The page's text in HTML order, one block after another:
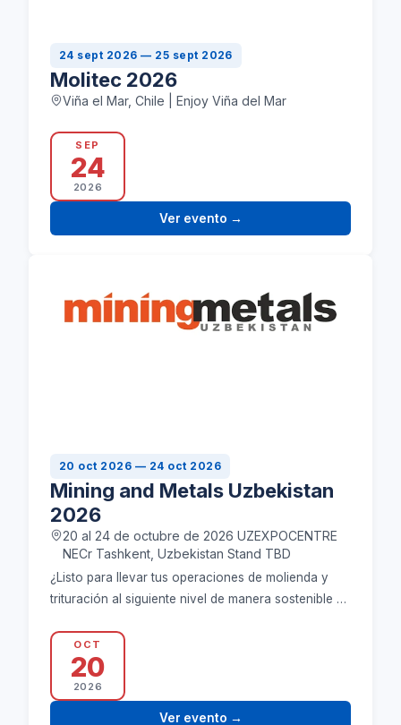
24 sept 2026 — 25 sept 2026
Molitec 2026
Viña el Mar, Chile | Enjoy Viña del Mar
SEP
24
2026
Ver evento →
20 oct 2026 — 24 oct 2026
Mining and Metals Uzbekistan
2026
20 al 24 de octubre de 2026 UZEXPOCENTRE
NECr Tashkent, Uzbekistan Stand TBD
¿Listo para llevar tus operaciones de molienda y
trituración al siguiente nivel de manera sostenible y
OCT
20
2026
Ver evento →